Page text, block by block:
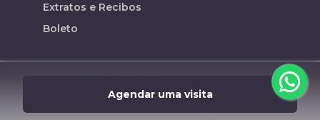
Agendar uma visita
Extratos e Recibos
Boleto
Desenvolvido por